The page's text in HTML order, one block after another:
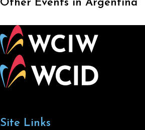
Other Events in Argentina
Site Links